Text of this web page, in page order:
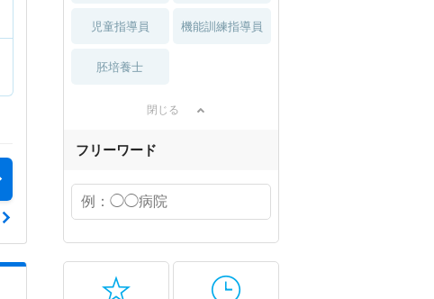
児童指導員 機能訓練指導員
胚培養士
閉じる
フリーワード